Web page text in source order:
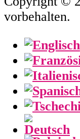
vorbehalten.